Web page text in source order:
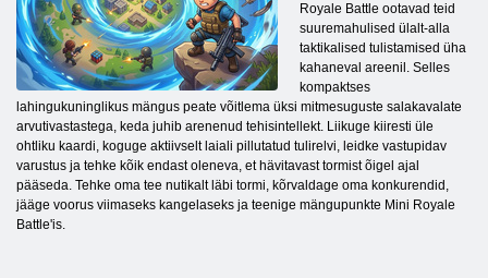
Royale Battle ootavad teid
suuremahulised ülalt-alla
taktikalised tulistamised üha
kahaneval areenil. Selles
kompaktses
lahingukuninglikus mängus peate võitlema üksi mitmesuguste salakavalate
arvutivastastega, keda juhib arenenud tehisintellekt. Liikuge kiiresti üle
ohtliku kaardi, koguge aktiivselt laiali pillutatud tulirelvi, leidke vastupidav
varustus ja tehke kõik endast oleneva, et hävitavast tormist õigel ajal
pääseda. Tehke oma tee nutikalt läbi tormi, kõrvaldage oma konkurendid,
jääge voorus viimaseks kangelaseks ja teenige mängupunkte Mini Royale
Battle'is.